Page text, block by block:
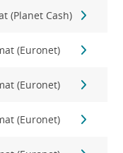
(Planet Cash)
(Euronet)
(Euronet)
(Euronet)